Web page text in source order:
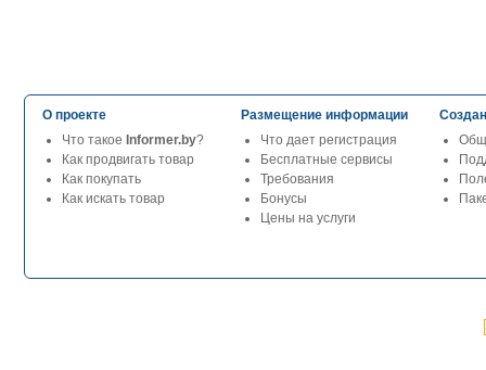
О проекте
Что такое Informer.by?
Как продвигать товар
Как покупать
Как искать товар
Размещение информации
Что дает регистрация
Бесплатные сервисы
Требования
Бонусы
Цены на услуги